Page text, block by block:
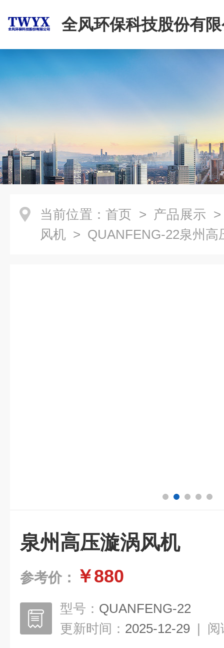
全风环保科技股份有
当前位置： 首页 > 产品展示
风机 > QUANFENG-22泉州高
泉州高压漩涡风机
参考价： ￥880
型号： QUANFENG-22
更新时间： 2025-12-29 | 阅